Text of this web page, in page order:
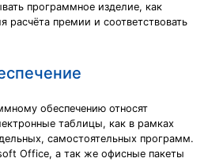
программное изделие, как
расчёта премии и соответствовать
обеспечению относят
таблицы, как в рамках
самостоятельных программ.
Office, а так же офисные пакеты